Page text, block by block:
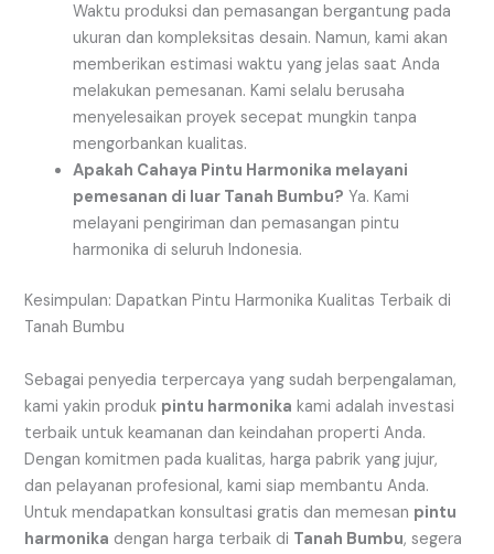
Waktu produksi dan pemasangan bergantung pada
ukuran dan kompleksitas desain. Namun, kami akan
memberikan estimasi waktu yang jelas saat Anda
melakukan pemesanan. Kami selalu berusaha
menyelesaikan proyek secepat mungkin tanpa
mengorbankan kualitas.
Apakah Cahaya Pintu Harmonika melayani
pemesanan di luar Tanah Bumbu? Ya. Kami
melayani pengiriman dan pemasangan pintu
harmonika di seluruh Indonesia.
Kesimpulan: Dapatkan Pintu Harmonika Kualitas Terbaik di
Tanah Bumbu
Sebagai penyedia terpercaya yang sudah berpengalaman,
kami yakin produk pintu harmonika kami adalah investasi
terbaik untuk keamanan dan keindahan properti Anda.
Dengan komitmen pada kualitas, harga pabrik yang jujur,
dan pelayanan profesional, kami siap membantu Anda.
Untuk mendapatkan konsultasi gratis dan memesan pintu
harmonika dengan harga terbaik di Tanah Bumbu, segera